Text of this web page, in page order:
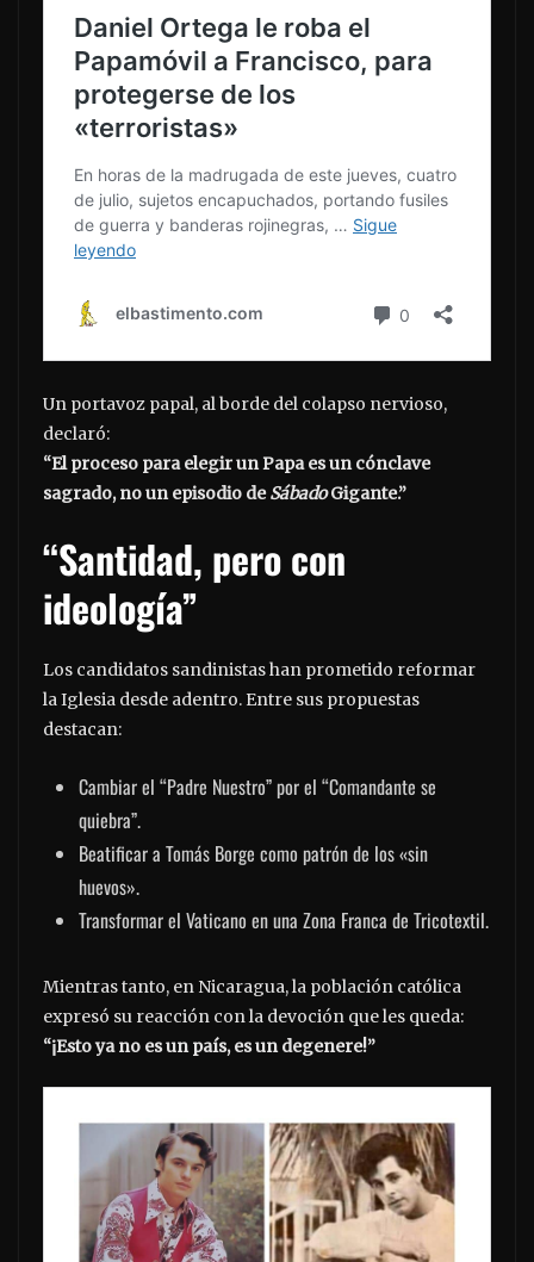
Un portavoz papal, al borde del colapso nervioso,
declaró:
“El proceso para elegir un Papa es un cónclave
sagrado, no un episodio deSábadoGigante.”
“Santidad, pero con
ideología”
Los candidatos sandinistas han prometido reformar
la Iglesia desde adentro. Entre sus propuestas
destacan:
Cambiar el “Padre Nuestro” por el “Comandante se
quiebra”.
Beatificar a Tomás Borge como patrón de los «sin
huevos».
Transformar el Vaticano en una Zona Franca de Tricotextil.
Mientras tanto, en Nicaragua, la población católica
expresó su reacción con la devoción que les queda:
“¡Esto ya no es un país, es un degenere!”